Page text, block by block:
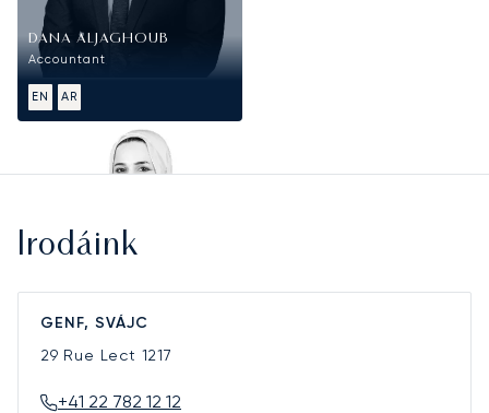
DANA ALJAGHOUB
Accountant
EN AR
Irodáink
GENF, SVÁJC
29 Rue Lect 1217
+41 22 782 12 12